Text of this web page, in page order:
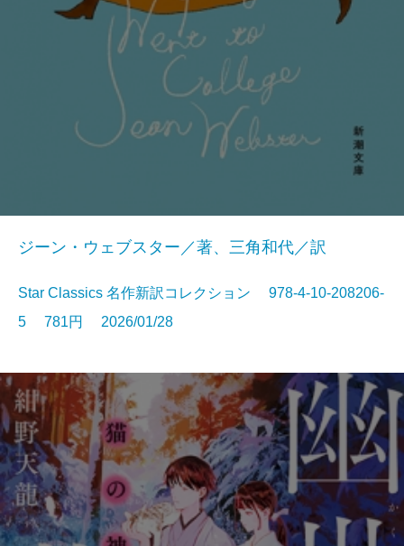
ジーン・ウェブスター／著、三角和代／訳
Star Classics 名作新訳コレクション 978-4-10-208206-
5 781円 2026/01/28